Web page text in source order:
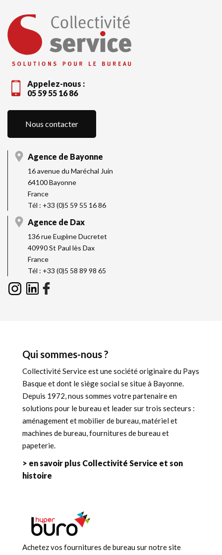
Appelez-nous :
05 59 55 16 86
Nous contacter
Agence de Bayonne
16 avenue du Maréchal Juin
64100 Bayonne
France
Tél : +33 (0)5 59 55 16 86
Agence de Dax
136 rue Eugène Ducretet
40990 St Paul lès Dax
France
Tél : +33 (0)5 58 89 98 65
Qui sommes-nous ?
Collectivité Service est une société originaire du Pays
Basque et dont le siège social se situe à Bayonne.
Depuis 1972, nous sommes votre partenaire en
solutions pour le bureau et leader sur trois secteurs :
aménagement et mobilier de bureau, matériel et
machines de bureau, fournitures de bureau et
papeterie.
> en savoir plus Collectivité Service et son
histoire
Achetez vos fournitures de bureau sur notre site